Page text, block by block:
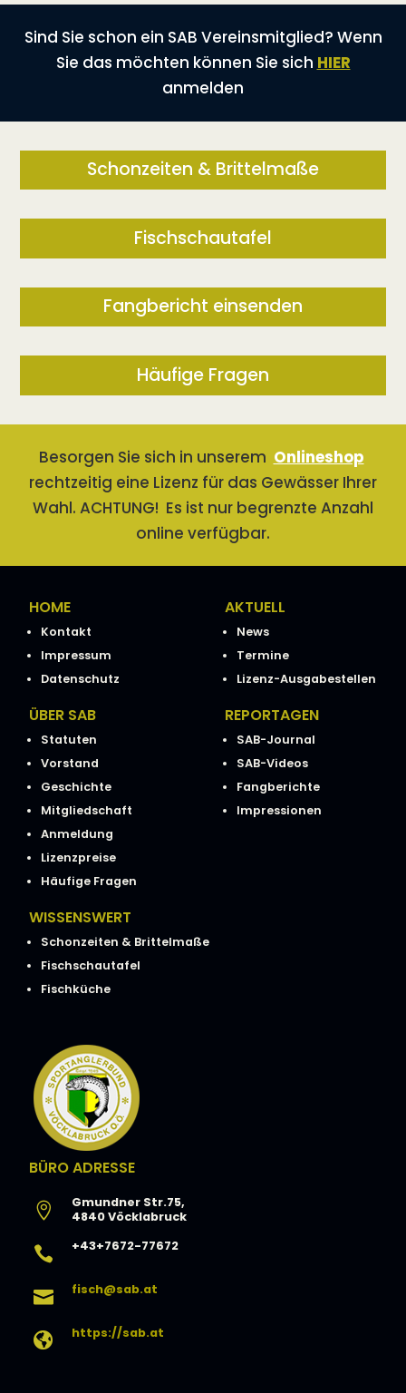
Sind Sie schon ein SAB Vereinsmitglied? Wenn
Sie das möchten können Sie sich HIER
anmelden
Schonzeiten & Brittelmaße
Fischschautafel
Fangbericht einsenden
Häufige Fragen
Besorgen Sie sich in unserem Onlineshop
rechtzeitig eine Lizenz für das Gewässer Ihrer
Wahl. ACHTUNG! Es ist nur begrenzte Anzahl
online verfügbar.
HOME
Kontakt
Impressum
Datenschutz
AKTUELL
News
Termine
Lizenz-Ausgabestellen
ÜBER SAB
Statuten
Vorstand
Geschichte
Mitgliedschaft
Anmeldung
Lizenzpreise
Häufige Fragen
REPORTAGEN
SAB-Journal
SAB-Videos
Fangberichte
Impressionen
WISSENSWERT
Schonzeiten & Brittelmaße
Fischschautafel
Fischküche
BÜRO ADRESSE

Gmundner Str.75,
4840 Vöcklabruck
 +43+7672-77672
 fisch@sab.at
 https://sab.at